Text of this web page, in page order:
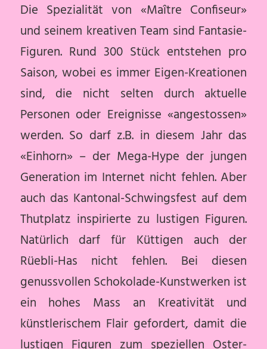
Die Spezialität von «Maître Confiseur»
und seinem kreativen Team sind Fantasie-
Figuren. Rund 300 Stück entstehen pro
Saison, wobei es immer Eigen-Kreationen
sind, die nicht selten durch aktuelle
Personen oder Ereignisse «angestossen»
werden. So darf z.B. in diesem Jahr das
«Einhorn» – der Mega-Hype der jungen
Generation im Internet nicht fehlen. Aber
auch das Kantonal-Schwingsfest auf dem
Thutplatz inspirierte zu lustigen Figuren.
Natürlich darf für Küttigen auch der
Rüebli-Has nicht fehlen. Bei diesen
genussvollen Schokolade-Kunstwerken ist
ein hohes Mass an Kreativität und
künstlerischem Flair gefordert, damit die